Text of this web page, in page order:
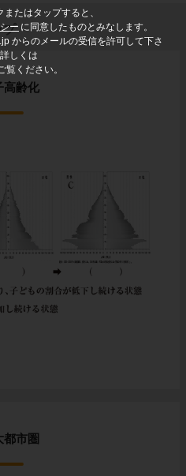
たはタップすると、
ー に同意したものとみなします。
からのメールの受信を許可して下さ
しくは
覧ください。
プ
高齢化
都市圏